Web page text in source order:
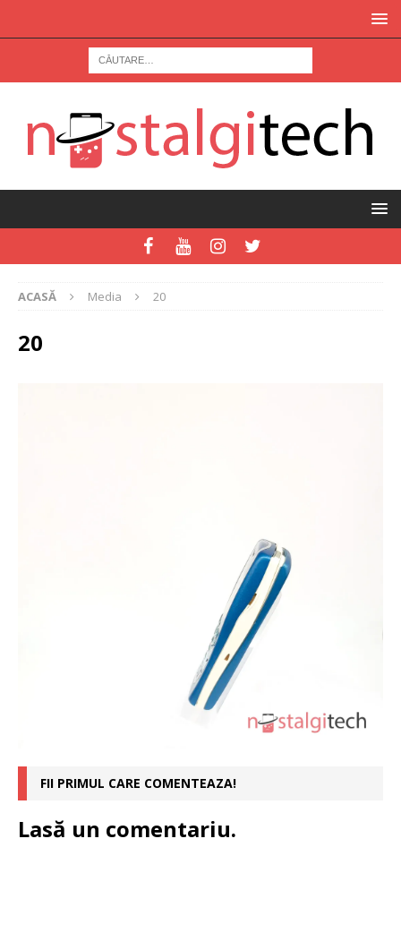
ACASĂ Media 20
20
FII PRIMUL CARE COMENTEAZA!
Lasă un comentariu.